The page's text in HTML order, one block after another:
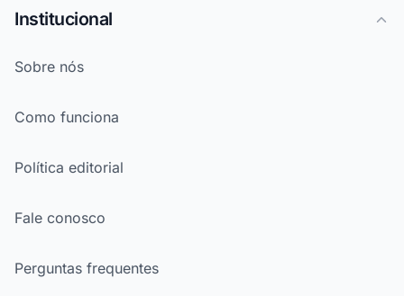
Institucional
Sobre nós
Como funciona
Política editorial
Fale conosco
Perguntas frequentes